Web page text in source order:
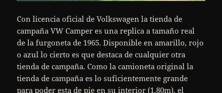
Con licencia oficial de Volkswagen la tienda de
campaña VW Camper es una replica a tamaño real
de la furgoneta de 1965. Disponible en amarillo, rojo
o azul lo cierto es que destaca de cualquier otra
tienda de campaña. Como la camioneta original la
tienda de campaña es lo suficientemente grande
para poder esta de pie en su interior (1.80m), el